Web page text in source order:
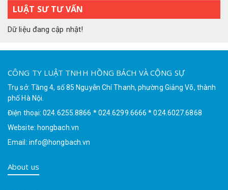
LUẬT SƯ TƯ VẤN
Dữ liệu đang cập nhật!
CÔNG TY LUẬT TNHH HỒNG BÁCH VÀ CỘNG SỰ
Trụ sở: Tầng 4, số 85 Nguyễn Chí Thanh, phường Giảng Võ, thành
phố Hà Nội.
Điện thoại: 024.6255.8866 * 024.6299.6666 * 024.6027.6868
Website: hongbach.vn
Email: info@hongbach.vn
About us